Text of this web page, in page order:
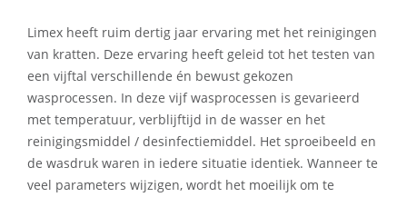
Limex heeft ruim dertig jaar ervaring met het reinigingen
van kratten. Deze ervaring heeft geleid tot het testen van
een vijftal verschillende én bewust gekozen
wasprocessen. In deze vijf wasprocessen is gevarieerd
met temperatuur, verblijftijd in de wasser en het
reinigingsmiddel / desinfectiemiddel. Het sproeibeeld en
de wasdruk waren in iedere situatie identiek. Wanneer te
veel parameters wijzigen, wordt het moeilijk om te